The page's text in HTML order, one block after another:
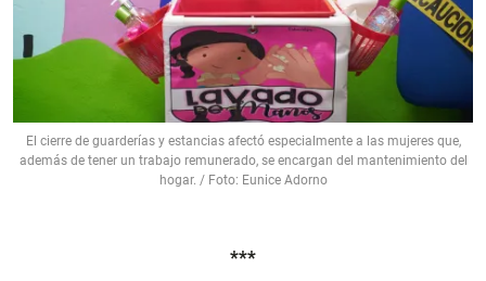
El cierre de guarderías y estancias afectó especialmente a las mujeres que,
además de tener un trabajo remunerado, se encargan del mantenimiento del
hogar. / Foto: Eunice Adorno
***